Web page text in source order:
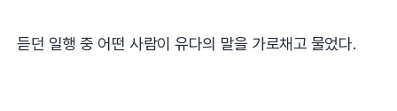
듣던 일행 중 어떤 사람이 유다의 말을 가로채고 물었다.